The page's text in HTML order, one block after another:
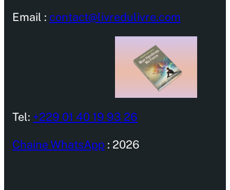
Email : contact@livredulivre.com
Tel: +229 01 40 19 93 26
Chaine WhatsApp : 2026